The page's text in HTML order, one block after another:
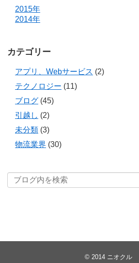
2015年
2014年
カテゴリー
アプリ、Webサービス (2)
テクノロジー (11)
ブログ (45)
引越し (2)
未分類 (3)
物流業界 (30)
© 2014 ニオクル